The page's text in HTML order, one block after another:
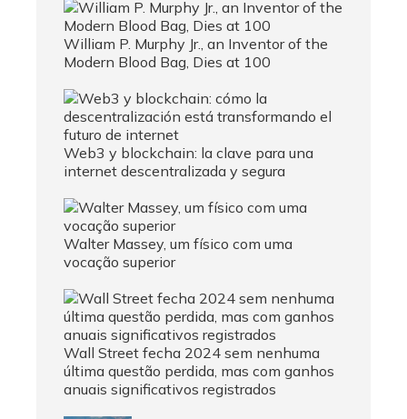
William P. Murphy Jr., an Inventor of the
Modern Blood Bag, Dies at 100
Web3 y blockchain: la clave para una
internet descentralizada y segura
Walter Massey, um físico com uma
vocação superior
Wall Street fecha 2024 sem nenhuma
última questão perdida, mas com ganhos
anuais significativos registrados